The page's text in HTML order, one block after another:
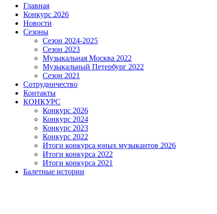
Главная
Конкурс 2026
Новости
Сезоны
Сезон 2024-2025
Сезон 2023
Музыкальная Москва 2022
Музыкальный Петербург 2022
Сезон 2021
Сотрудничество
Контакты
КОНКУРС
Конкурс 2026
Конкурс 2024
Конкурс 2023
Конкурс 2022
Итоги конкурса юных музыкантов 2026
Итоги конкурса 2022
Итоги конкурса 2021
Балетные истории